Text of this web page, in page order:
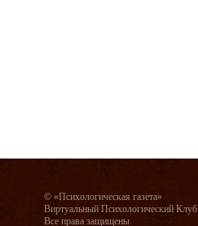
© «Психологическая газета»
Виртуальный Психологический Клуб
Все права защищены